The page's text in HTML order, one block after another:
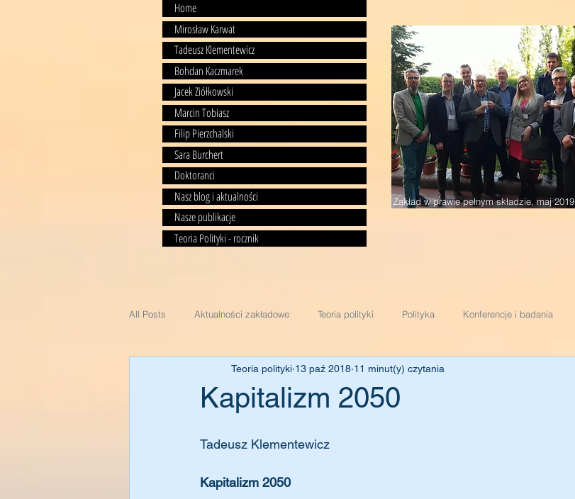
Home
Mirosław Karwat
Tadeusz Klementewicz
Bohdan Kaczmarek
Jacek Ziółkowski
Marcin Tobiasz
Filip Pierzchalski
Sara Burchert
Doktoranci
Nasz blog i aktualności
Nasze publikacje
Teoria Polityki - rocznik
Zakład w prawie pełnym składzie, maj 2019
All Posts Aktualności zakładowe Teoria polityki Polityka Konferencje i badania
Kapitalizm 2050
Teoria polityki 13 paź 2018 11 minut(y) czytania
Tadeusz Klementewicz
Kapitalizm 2050